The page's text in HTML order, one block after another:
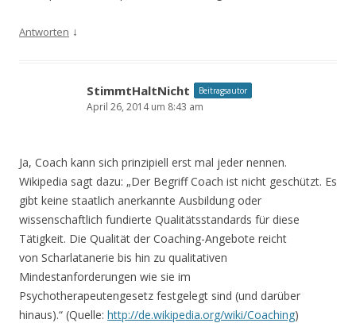
Antworten ↓
StimmtHaltNicht Beitragsautor
April 26, 2014 um 8:43 am
Ja, Coach kann sich prinzipiell erst mal jeder nennen.
Wikipedia sagt dazu: „Der Begriff Coach ist nicht geschützt. Es
gibt keine staatlich anerkannte Ausbildung oder
wissenschaftlich fundierte Qualitätsstandards für diese
Tätigkeit. Die Qualität der Coaching-Angebote reicht
von Scharlatanerie bis hin zu qualitativen
Mindestanforderungen wie sie im
Psychotherapeutengesetz festgelegt sind (und darüber
hinaus).“ (Quelle: http://de.wikipedia.org/wiki/Coaching)